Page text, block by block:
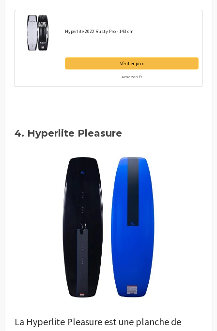
Hyperlite 2022 Rusty Pro - 143 cm
Vérifier prix
Amazon.fr
4. Hyperlite Pleasure
La Hyperlite Pleasure est une planche de